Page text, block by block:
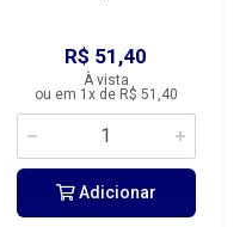
R$ 51,40
À vista
ou em 1x de R$ 51,40
Adicionar